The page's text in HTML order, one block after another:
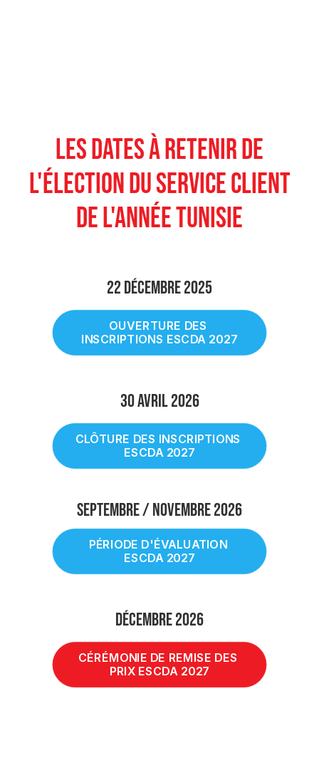
LES DATES À RETENIR DE
L'ÉLECTION DU SERVICE CLIENT
DE L'ANNÉE TUNISIE
22 décembre 2025
OUVERTURE DES
INSCRIPTIONS ESCDA 2027
30 Avril 2026
CLÔTURE DES INSCRIPTIONS
ESCDA 2027
SEPTEMBRE / NOVEMBRE 2026
PÉRIODE D'ÉVALUATION
ESCDA 2027
DÉCEMBRE 2026
CÉRÉMONIE DE REMISE DES
PRIX ESCDA 2027